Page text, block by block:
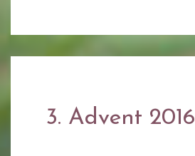
3. Advent 2016